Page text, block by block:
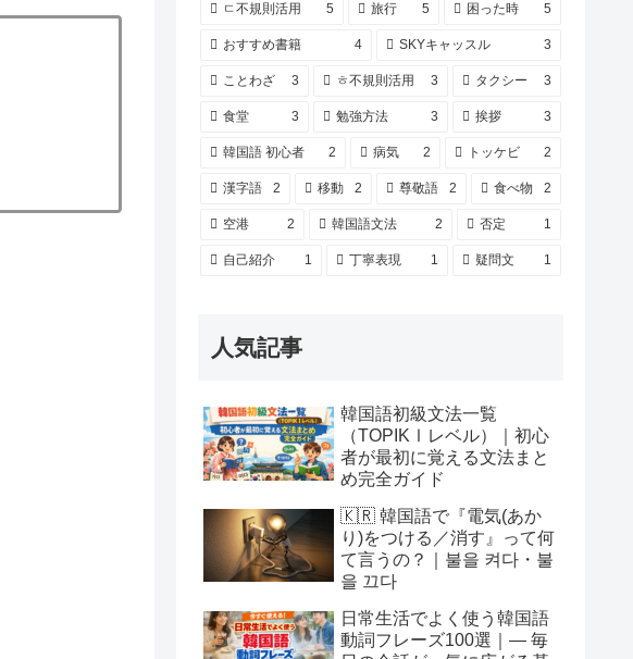
ㄷ不規則活用 5 旅行 5 困った時 5
おすすめ書籍 4 SKYキャッスル 3
ことわざ 3 ㅎ不規則活用 3 タクシー 3
食堂 3 勉強方法 3 挨拶 3
韓国語 初心者 2 病気 2 トッケビ 2
漢字語 2 移動 2 尊敬語 2 食べ物 2
空港 2 韓国語文法 2 否定 1
自己紹介 1 丁寧表現 1 疑問文 1
人気記事
韓国語初級文法一覧
（TOPIKⅠレベル）｜初心
者が最初に覚える文法まと
め完全ガイド
🇰🇷 韓国語で『電気(あか
り)をつける／消す』って何
て言うの？｜불을 켜다・불
을 끄다
日常生活でよく使う韓国語
動詞フレーズ100選｜― 毎